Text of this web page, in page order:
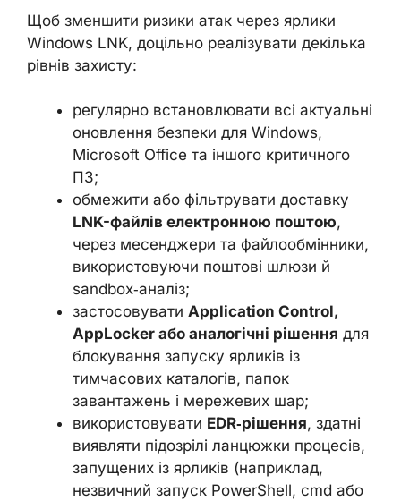
Щоб зменшити ризики атак через ярлики
Windows LNK, доцільно реалізувати декілька
рівнів захисту:
регулярно встановлювати всі актуальні
оновлення безпеки для Windows,
Microsoft Office та іншого критичного
ПЗ;
обмежити або фільтрувати доставку
LNK-файлів електронною поштою,
через месенджери та файлообмінники,
використовуючи поштові шлюзи й
sandbox‑аналіз;
застосовувати Application Control,
AppLocker або аналогічні рішення для
блокування запуску ярликів із
тимчасових каталогів, папок
завантажень і мережевих шар;
використовувати EDR‑рішення, здатні
виявляти підозрілі ланцюжки процесів,
запущених із ярликів (наприклад,
незвичний запуск PowerShell, cmd або